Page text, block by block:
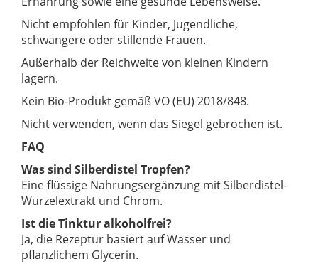
Nicht empfohlen für Kinder, Jugendliche,
schwangere oder stillende Frauen.
Außerhalb der Reichweite von kleinen Kindern
lagern.
Kein Bio-Produkt gemäß VO (EU) 2018/848.
Nicht verwenden, wenn das Siegel gebrochen ist.
FAQ
Was sind Silberdistel Tropfen?
Eine flüssige Nahrungsergänzung mit Silberdistel-
Wurzelextrakt und Chrom.
Ist die Tinktur alkoholfrei?
Ja, die Rezeptur basiert auf Wasser und
pflanzlichem Glycerin.